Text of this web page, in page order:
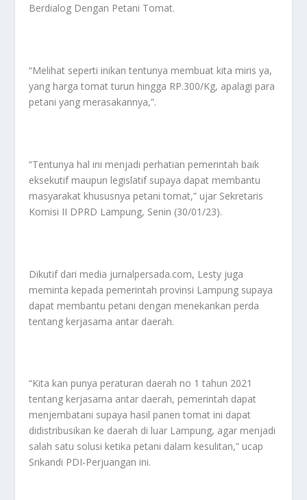
Berdialog Dengan Petani Tomat.
“Melihat seperti inikan tentunya membuat kita miris ya,
yang harga tomat turun hingga RP.300/Kg, apalagi para
petani yang merasakannya,”.
“Tentunya hal ini menjadi perhatian pemerintah baik
eksekutif maupun legislatif supaya dapat membantu
masyarakat khususnya petani tomat,” ujar Sekretaris
Komisi II DPRD Lampung, Senin (30/01/23).
Dikutif dari media jurnalpersada.com, Lesty juga
meminta kepada pemerintah provinsi Lampung supaya
dapat membantu petani dengan menekankan perda
tentang kerjasama antar daerah.
“Kita kan punya peraturan daerah no 1 tahun 2021
tentang kerjasama antar daerah, pemerintah dapat
menjembatani supaya hasil panen tomat ini dapat
didistribusikan ke daerah di luar Lampung, agar menjadi
salah satu solusi ketika petani dalam kesulitan,” ucap
Srikandi PDI-Perjuangan ini.